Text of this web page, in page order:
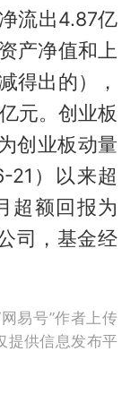
流出4.87亿
产净值和上
得出的），
元。创业板
创业板动量
21）以来超
超额回报为
司，基金经
易号”作者上传
提供信息发布平